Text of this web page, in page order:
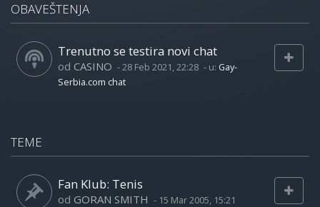
OBAVEŠTENJA
Trenutno se testira novi chat
od CASINO -28 Feb 2021, 22:28 - u: Gay-
Serbia.com chat
TEME
Fan Klub: Tenis
od GORAN SMITH - 15 Mar 2005, 15:21